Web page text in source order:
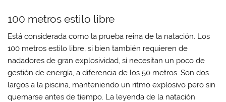
100 metros estilo libre
Está considerada como la prueba reina de la natación. Los
100 metros estilo libre, si bien también requieren de
nadadores de gran explosividad, sí necesitan un poco de
gestión de energía, a diferencia de los 50 metros. Son dos
largos a la piscina, manteniendo un ritmo explosivo pero sin
quemarse antes de tiempo. La leyenda de la natación